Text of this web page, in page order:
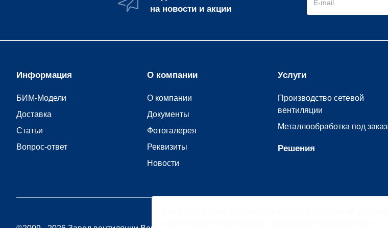
на новости и акции
Информация
БИМ-Модели
Доставка
Статьи
Вопрос-ответ
О компании
О компании
Документы
Фотогалерея
Реквизиты
Новости
Услуги
Производство сетевой
вентиляции
Металлообработка под заказ
Решения